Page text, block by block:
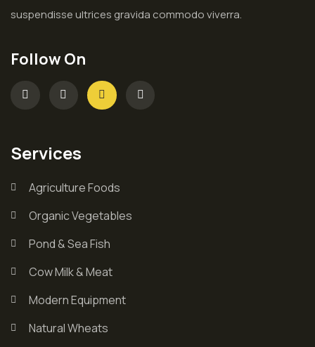
suspendisse ultrices gravida commodo viverra.
Follow On
Services
Agriculture Foods
Organic Vegetables
Pond & Sea Fish
Cow Milk & Meat
Modern Equipment
Natural Wheats